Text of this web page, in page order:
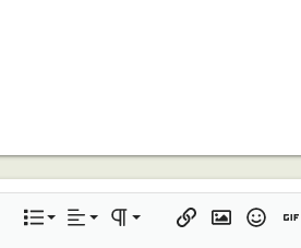
opties…
Lijst
Geordende lijst
Uitlijning
Links uitlijnenParagraafindeling
Normaal Link invoegen
Afbeelding
Smilies